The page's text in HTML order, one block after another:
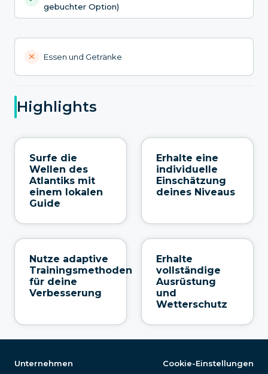
gebuchter Option)
Essen und Getränke
Highlights
Surfe die
Wellen des
Atlantiks mit
einem lokalen
Guide
Erhalte eine
individuelle
Einschätzung
deines Niveaus
Nutze adaptive
Trainingsmethoden
für deine
Verbesserung
Erhalte
vollständige
Ausrüstung
und
Wetterschutz
Unternehmen Cookie-Einstellungen